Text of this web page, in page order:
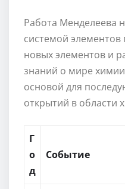
Работа Менделеева
системой
новых элементов и
знаний о мире
основой для
открытий в области
Г
о
д
Событие